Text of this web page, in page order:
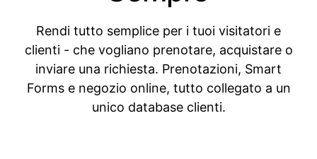
Rendi tutto semplice per i tuoi visitatori e
clienti - che vogliano prenotare, acquistare o
inviare una richiesta. Prenotazioni, Smart
Forms e negozio online, tutto collegato a un
unico database clienti.